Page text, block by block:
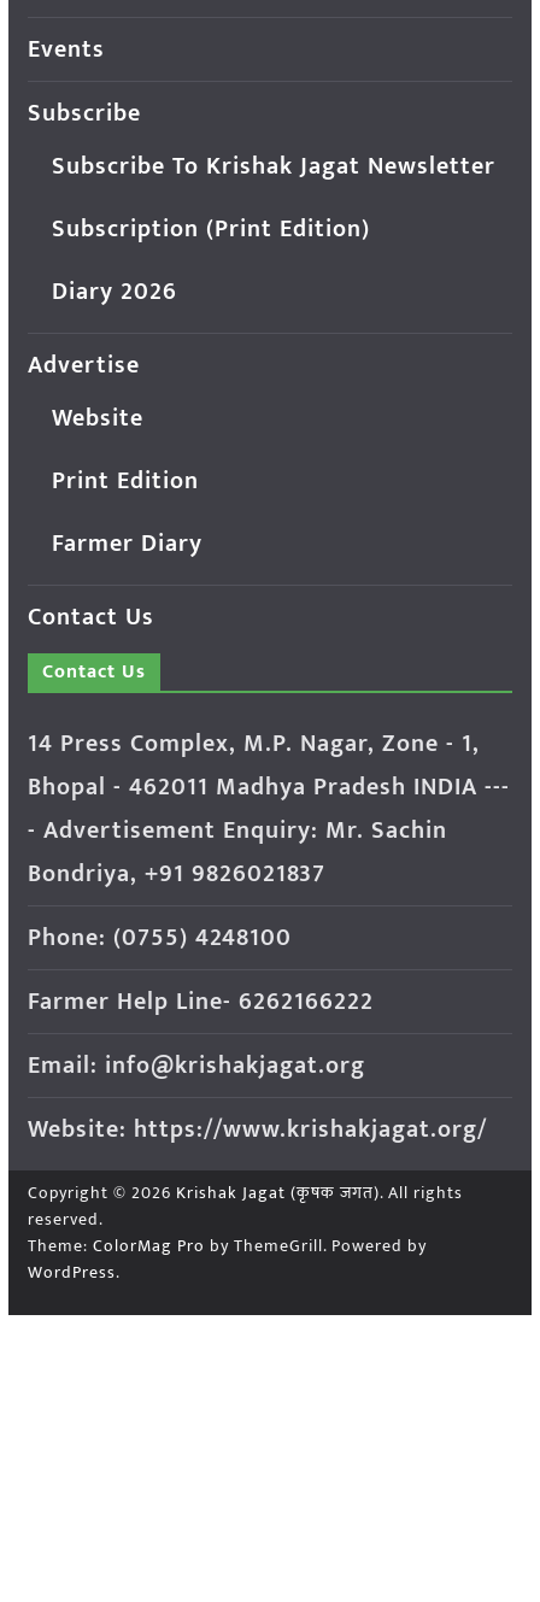
Events
Subscribe
Subscribe To Krishak Jagat Newsletter
Subscription (Print Edition)
Diary 2026
Advertise
Website
Print Edition
Farmer Diary
Contact Us
Contact Us
14 Press Complex, M.P. Nagar, Zone - 1,
Bhopal - 462011 Madhya Pradesh INDIA ---
- Advertisement Enquiry: Mr. Sachin
Bondriya, +91 9826021837
Phone: (0755) 4248100
Farmer Help Line- 6262166222
Email: info@krishakjagat.org
Website: https://www.krishakjagat.org/
Copyright © 2026 Krishak Jagat (कृषक जगत). All rights
reserved.
Theme: ColorMag Pro by ThemeGrill. Powered by
WordPress.